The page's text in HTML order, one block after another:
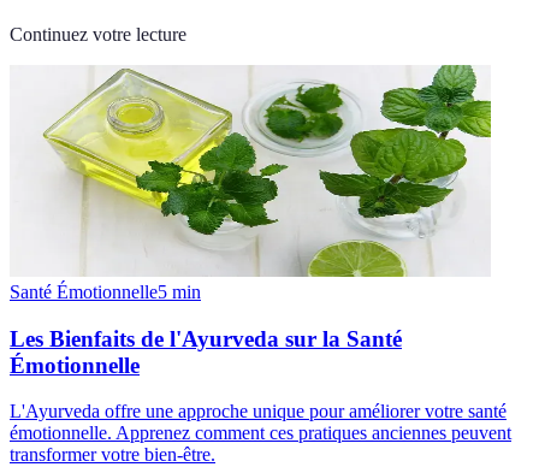
Continuez votre lecture
Santé Émotionnelle5 min
Les Bienfaits de l'Ayurveda sur la Santé
Émotionnelle
L'Ayurveda offre une approche unique pour améliorer votre santé
émotionnelle. Apprenez comment ces pratiques anciennes peuvent
transformer votre bien-être.